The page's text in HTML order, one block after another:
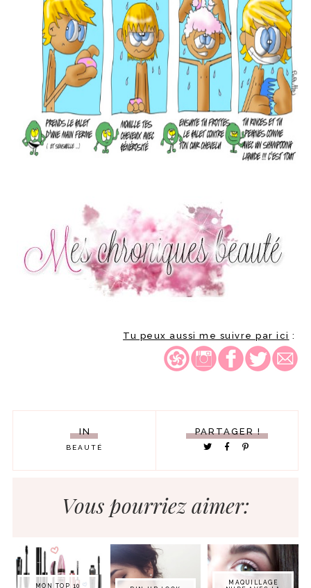
Tu peux aussi me suivre par ici :
PARTAGER !
IN
BEAUTÉ
Vous pourriez aimer:
MON TOP 10
MAQUILLAGE